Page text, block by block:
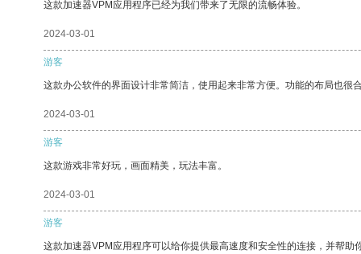
这款加速器VPM应用程序已经为我们带来了无限的流畅体验。
2024-03-01
游客
这款办公软件的界面设计非常简洁，使用起来非常方便。功能的布局也很
2024-03-01
游客
这款游戏非常好玩，画面精美，玩法丰富。
2024-03-01
游客
这款加速器VPM应用程序可以给你提供最高速度和安全性的连接，并帮助